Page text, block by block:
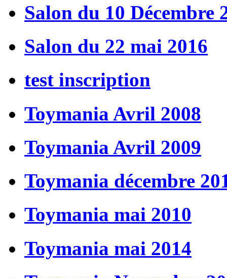
Salon du 10 Décembre
Salon du 22 mai 2016
test inscription
Toymania Avril 2008
Toymania Avril 2009
Toymania décembre
Toymania mai 2010
Toymania mai 2014